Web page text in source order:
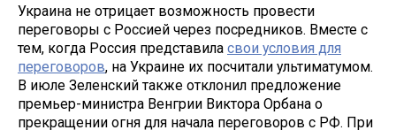
Украина не отрицает возможность провести
переговоры с Россией через посредников. Вместе с
тем, когда Россия представила свои условия для
переговоров, на Украине их посчитали ультиматумом.
В июле Зеленский также отклонил предложение
премьер-министра Венгрии Виктора Орбана о
прекращении огня для начала переговоров с РФ. При